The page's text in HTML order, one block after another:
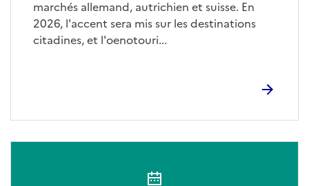
marchés allemand, autrichien et suisse. En
2026, l'accent sera mis sur les destinations
citadines, et l'oenotouri...